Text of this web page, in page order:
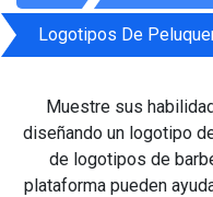
Logotipos De
Muestre sus
diseñando un logotipo
de logotipos de
plataforma pueden